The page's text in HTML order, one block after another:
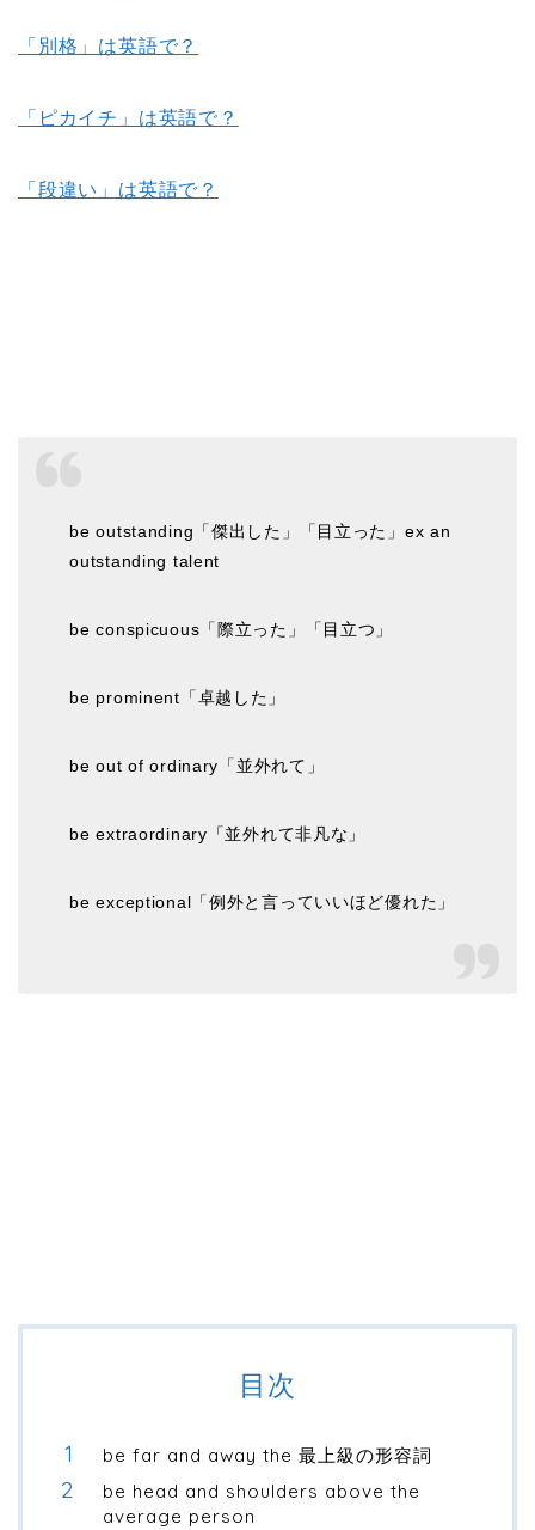
「別格」は英語で？
「ピカイチ」は英語で？
「段違い」は英語で？
be outstanding「傑出した」「目立った」ex an
outstanding talent
be conspicuous「際立った」「目立つ」
be prominent「卓越した」
be out of ordinary「並外れて」
be extraordinary「並外れて非凡な」
be exceptional「例外と言っていいほど優れた」
目次
be far and away the 最上級の形容詞
be head and shoulders above the
average person